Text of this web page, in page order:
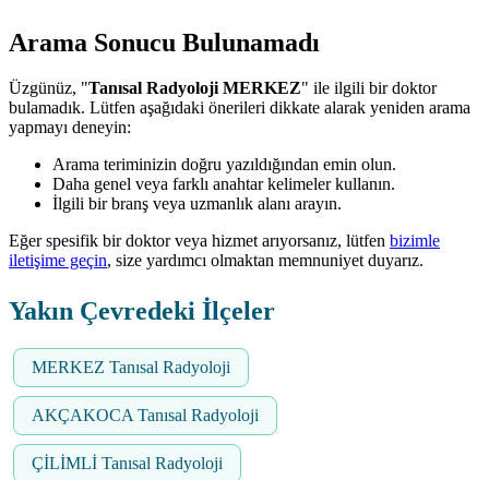
Arama Sonucu Bulunamadı
Üzgünüz, "Tanısal Radyoloji MERKEZ" ile ilgili bir doktor
bulamadık. Lütfen aşağıdaki önerileri dikkate alarak yeniden arama
yapmayı deneyin:
Arama teriminizin doğru yazıldığından emin olun.
Daha genel veya farklı anahtar kelimeler kullanın.
İlgili bir branş veya uzmanlık alanı arayın.
Eğer spesifik bir doktor veya hizmet arıyorsanız, lütfen bizimle
iletişime geçin, size yardımcı olmaktan memnuniyet duyarız.
Yakın Çevredeki İlçeler
MERKEZ Tanısal Radyoloji
AKÇAKOCA Tanısal Radyoloji
ÇİLİMLİ Tanısal Radyoloji